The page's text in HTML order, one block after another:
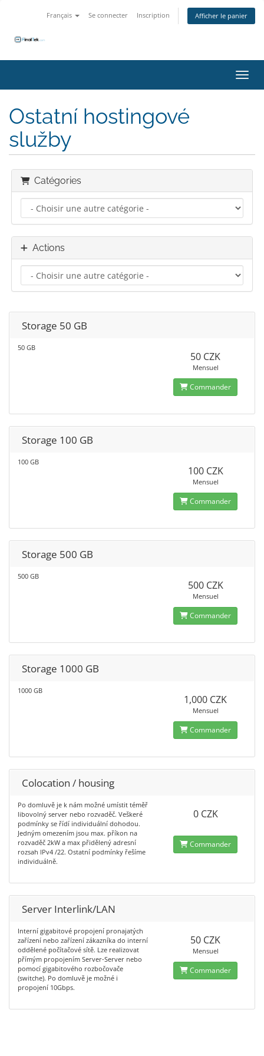
Français Se connecter Inscription Afficher le panier
Ostatní hostingové
služby
Catégories
Actions
Storage 50 GB
50 GB
50 CZK
Mensuel
Commander
Storage 100 GB
100 GB
100 CZK
Mensuel
Commander
Storage 500 GB
500 GB
500 CZK
Mensuel
Commander
Storage 1000 GB
1000 GB
1,000 CZK
Mensuel
Commander
Colocation / housing
Po domluvě je k nám možné umístit téměř
libovolný server nebo rozvaděč. Veškeré
podmínky se řídí individuální dohodou.
Jedným omezením jsou max. příkon na
rozvaděč 2kW a max přidělený adresní
rozsah IPv4 /22. Ostatní podmínky řešíme
individuálně.
0 CZK
Commander
Server Interlink/LAN
Interní gigabitové propojení pronajatých
zařízení nebo zařízení zákazníka do interní
oddělené počítačové sítě. Lze realizovat
přímým propojením Server-Server nebo
pomocí gigabitového rozbočovače
(switche). Po domluvě je možné i
propojení 10Gbps.
50 CZK
Mensuel
Commander